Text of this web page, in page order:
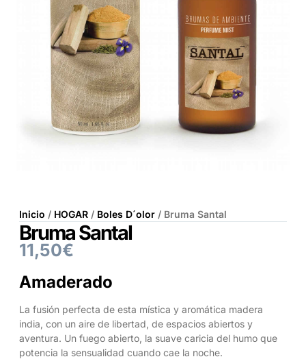
Inicio / HOGAR / Boles D´olor / Bruma Santal
Bruma Santal
11,50€
Amaderado
La fusión perfecta de esta mística y aromática madera
india, con un aire de libertad, de espacios abiertos y
aventura. Un fuego abierto, la suave caricia del humo que
potencia la sensualidad cuando cae la noche.